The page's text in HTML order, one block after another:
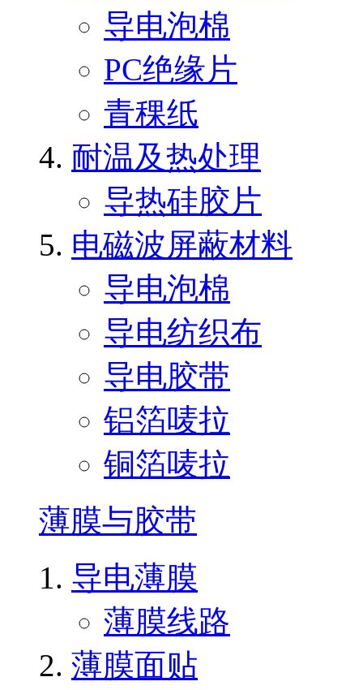
导电泡棉
PC绝缘片
青稞纸
耐温及热处理
导热硅胶片
电磁波屏蔽材料
导电泡棉
导电纺织布
导电胶带
铝箔唛拉
铜箔唛拉
薄膜与胶带
导电薄膜
薄膜线路
薄膜面贴